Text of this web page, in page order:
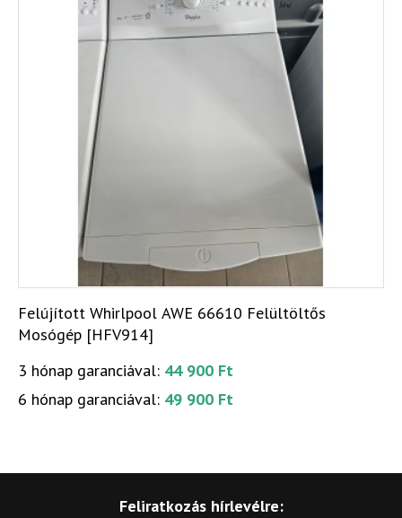
Felújított Whirlpool AWE 66610 Felültöltős
Mosógép [HFV914]
3 hónap garanciával: 44 900 Ft
6 hónap garanciával: 49 900 Ft
Feliratkozás hírlevélre: